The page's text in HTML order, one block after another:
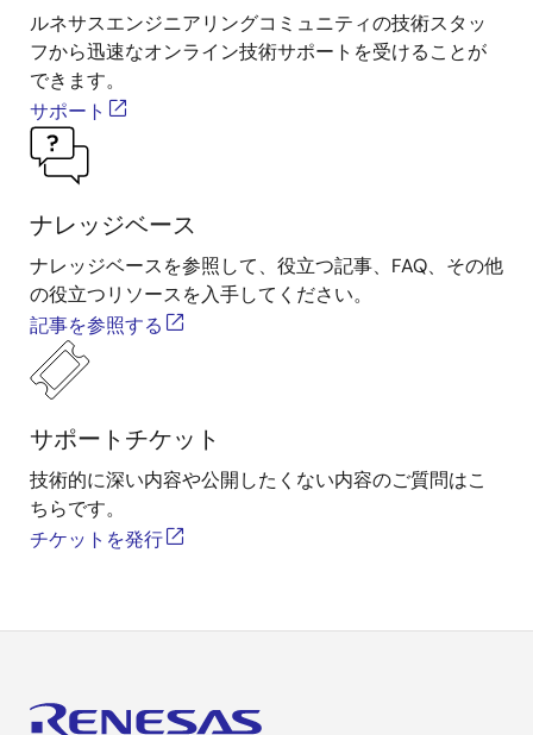
ルネサスエンジニアリングコミュニティの技術スタッ
フから迅速なオンライン技術サポートを受けることが
できます。
サポート
ナレッジベース
ナレッジベースを参照して、役立つ記事、FAQ、その他
の役立つリソースを入手してください。
記事を参照する
サポートチケット
技術的に深い内容や公開したくない内容のご質問はこ
ちらです。
チケットを発行